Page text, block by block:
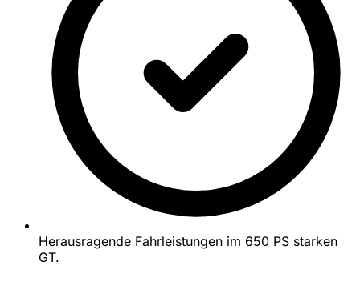
Herausragende Fahrleistungen im 650 PS starken
GT.